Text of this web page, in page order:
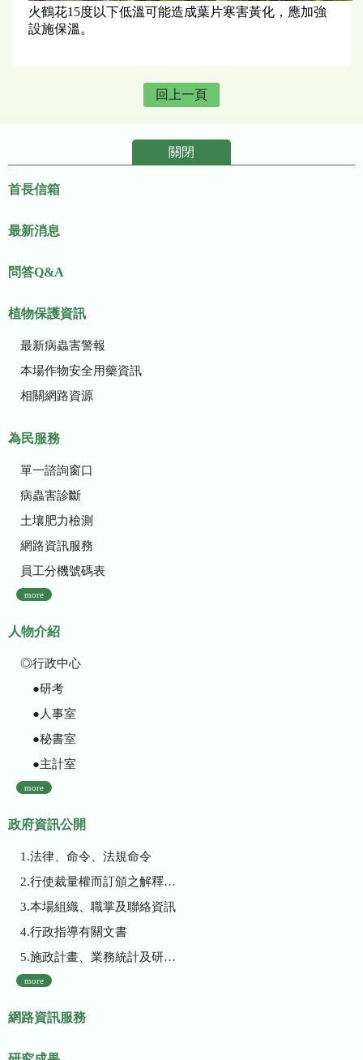
​​​​​​​火鶴花15度以下低溫可能造成葉片寒害黃化，應加強
設施保溫。
回上一頁
關閉
首長信箱
最新消息
問答Q&A
植物保護資訊
最新病蟲害警報
本場作物安全用藥資訊
相關網路資源
為民服務
單一諮詢窗口
病蟲害診斷
土壤肥力檢測
網路資訊服務
員工分機號碼表
more
人物介紹
◎行政中心
●研考
●人事室
●秘書室
●主計室
more
政府資訊公開
1.法律、命令、法規命令
2.行使裁量權而訂頒之解釋性規定及裁量基準
3.本場組織、職掌及聯絡資訊
4.行政指導有關文書
5.施政計畫、業務統計及研究報告
more
網路資訊服務